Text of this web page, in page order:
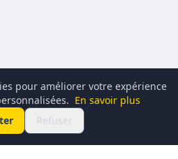
pour améliorer votre expérience
En savoir plus
Refuser